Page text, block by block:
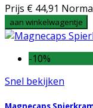
Prijs € 44,91
aan winkelwagentje
-10%
Snel bekijken